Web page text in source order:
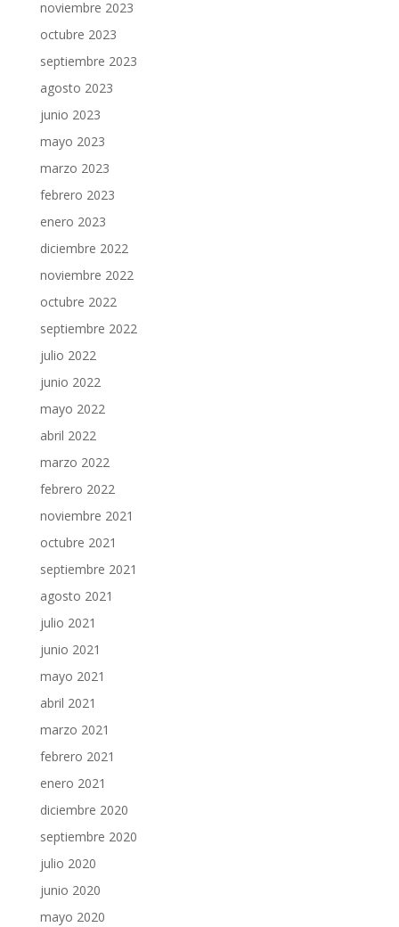
noviembre 2023
octubre 2023
septiembre 2023
agosto 2023
junio 2023
mayo 2023
marzo 2023
febrero 2023
enero 2023
diciembre 2022
noviembre 2022
octubre 2022
septiembre 2022
julio 2022
junio 2022
mayo 2022
abril 2022
marzo 2022
febrero 2022
noviembre 2021
octubre 2021
septiembre 2021
agosto 2021
julio 2021
junio 2021
mayo 2021
abril 2021
marzo 2021
febrero 2021
enero 2021
diciembre 2020
septiembre 2020
julio 2020
junio 2020
mayo 2020